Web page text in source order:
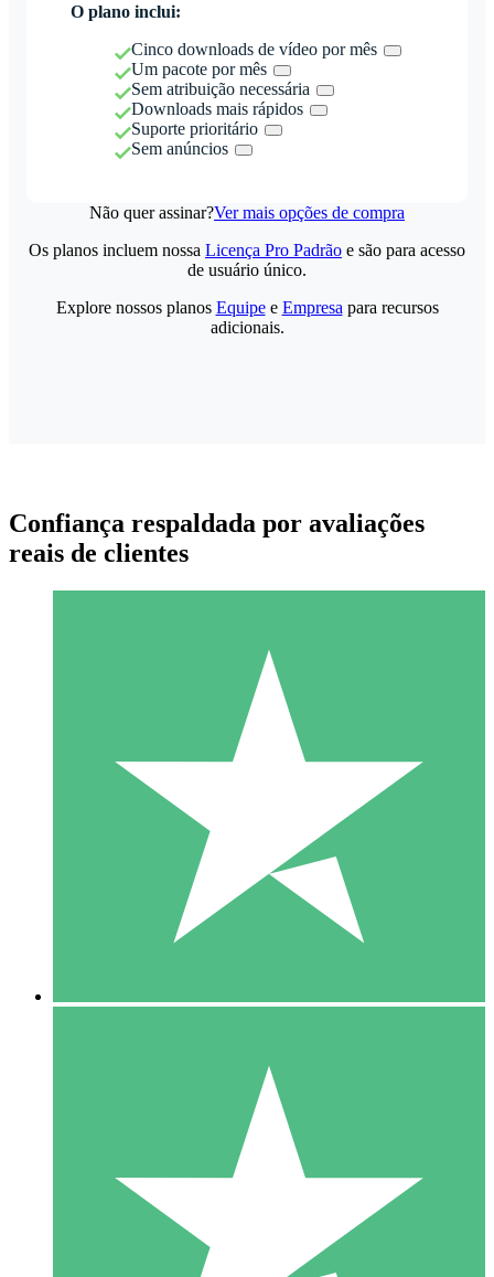
O plano inclui:
Cinco downloads de vídeo por mês
Um pacote por mês
Sem atribuição necessária
Downloads mais rápidos
Suporte prioritário
Sem anúncios
Não quer assinar?Ver mais opções de compra
Pacotes de Créditos Individuais
Pague conforme o uso com créditos de download. Sem
1000
10 Downloads
20 00
Os planos incluem nossa Licença Pro Padrão e são para acesso
de usuário único.
Explore nossos planos Equipee Empresa para recursos
adicionais.
Confiança respaldada por avaliações
reais de clientes